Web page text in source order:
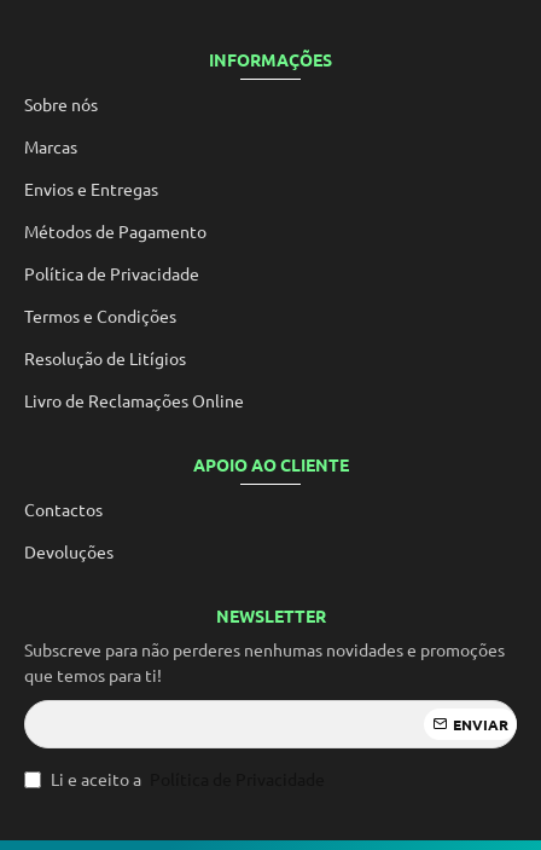
INFORMAÇÕES
Sobre nós
Marcas
Envios e Entregas
Métodos de Pagamento
Política de Privacidade
Termos e Condições
Resolução de Litígios
Livro de Reclamações Online
APOIO AO CLIENTE
Contactos
Devoluções
NEWSLETTER
Subscreve para não perderes nenhumas novidades e promoções
que temos para ti!
ENVIAR
Li e aceito a